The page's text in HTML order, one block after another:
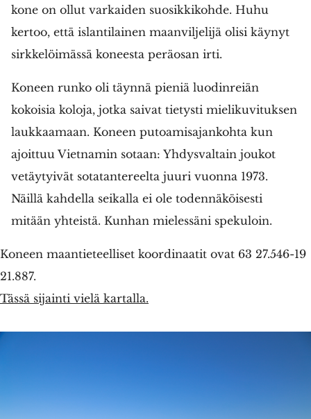
kone on ollut varkaiden suosikkikohde. Huhu
kertoo, että islantilainen maanviljelijä olisi käynyt
sirkkelöimässä koneesta peräosan irti.
Koneen runko oli täynnä pieniä luodinreiän
kokoisia koloja, jotka saivat tietysti mielikuvituksen
laukkaamaan. Koneen putoamisajankohta kun
ajoittuu Vietnamin sotaan: Yhdysvaltain joukot
vetäytyivät sotatantereelta juuri vuonna 1973.
Näillä kahdella seikalla ei ole todennäköisesti
mitään yhteistä. Kunhan mielessäni spekuloin.
Koneen maantieteelliset koordinaatit ovat 63 27.546-19
21.887.
Tässä sijainti vielä kartalla.